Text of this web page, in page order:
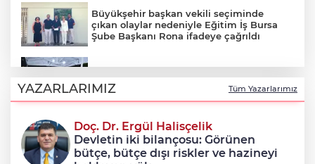
Büyükşehir başkan vekili seçiminde
çıkan olaylar nedeniyle Eğitim İş Bursa
Şube Başkanı Rona ifadeye çağrıldı
Şadi Özdemir, Esentepeliler’i dinledi
Nilüfer’de kaldırımlar temizlendi
YAZARLARIMIZ Tüm Yazarlarımız
Doç. Dr. Ergül Halisçelik
Devletin iki bilançosu: Görünen
bütçe, bütçe dışı riskler ve hazineyi